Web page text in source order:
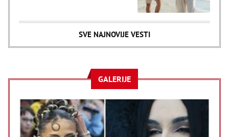
SVE NAJNOVIJE VESTI
GALERIJE